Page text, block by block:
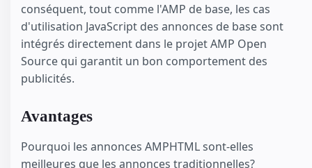
conséquent, tout comme l'AMP de base, les cas
d'utilisation JavaScript des annonces de base sont
intégrés directement dans le projet AMP Open
Source qui garantit un bon comportement des
publicités.
Avantages
Pourquoi les annonces AMPHTML sont-elles
meilleures que les annonces traditionnelles?